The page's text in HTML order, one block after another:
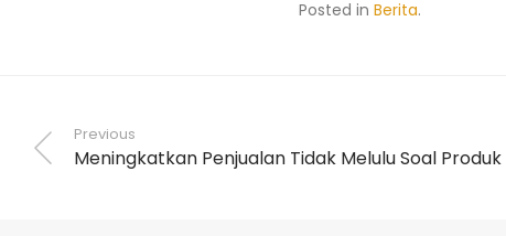
Posted in Berita.
Previous
Meningkatkan Penjualan Tidak Melulu Soal